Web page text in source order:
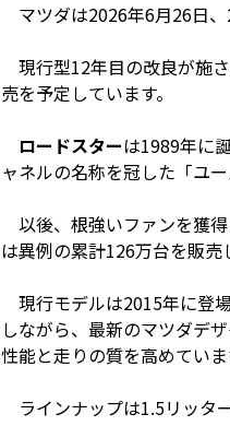
マツダは2026年6月26日
現行型12年目の改良が施
売を予定しています。
ロードスターは1989年に
ャネルの名称を冠した「ユ
以後、根強いファンを獲
は異例の累計126万台を販売
現行モデルは2015年に登
しながら、最新のマツダデ
性能と走りの質を高めていま
ラインナップは1.5リッタ